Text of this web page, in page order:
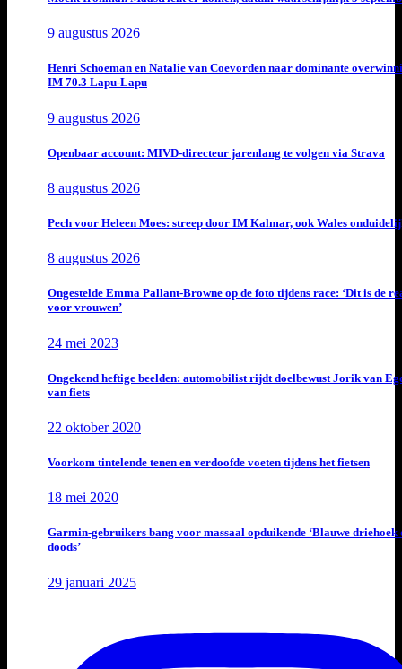
9 augustus 2026
Henri Schoeman en Natalie van Coevorden naar dominante
IM 70.3 Lapu-Lapu
9 augustus 2026
Openbaar account: MIVD-directeur jarenlang te volgen via Strava
8 augustus 2026
Pech voor Heleen Moes: streep door IM Kalmar, ook Wales
8 augustus 2026
Ongestelde Emma Pallant-Browne op de foto tijdens race: ‘Dit is de
voor vrouwen’
24 mei 2023
Ongekend heftige beelden: automobilist rijdt doelbewust Jorik van
van fiets
22 oktober 2020
Voorkom tintelende tenen en verdoofde voeten tijdens het fietsen
18 mei 2020
Garmin-gebruikers bang voor massaal opduikende ‘Blauwe driehoek
doods’
29 januari 2025